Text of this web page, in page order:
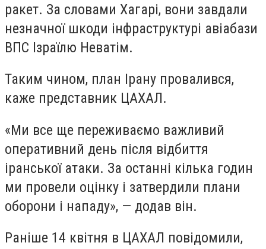
ракет. За словами Хагарі, вони завдали
незначної шкоди інфраструктурі авіабази
ВПС Ізраїлю Неватім.
Таким чином, план Ірану провалився,
каже представник ЦАХАЛ.
«Ми все ще переживаємо важливий
оперативний день після відбиття
іранської атаки. За останні кілька годин
ми провели оцінку і затвердили плани
оборони і нападу», — додав він.
Раніше 14 квітня в ЦАХАЛ повідомили,